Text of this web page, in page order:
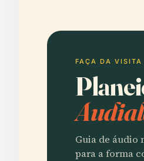
FAÇA DA VISITA
Guia de áudio
para a forma